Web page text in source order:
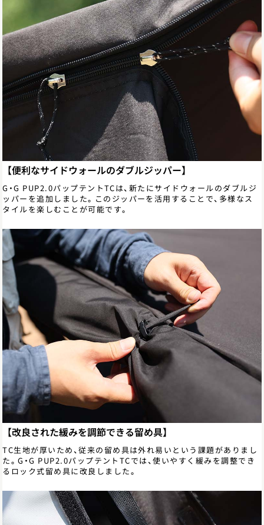
【便利なサイドウォールのダブルジッパー】
G・G PUP2.0パップテントTCは、新たにサイドウォールのダブルジ
ッパーを追加しました。このジッパーを活用することで、多様なス
タイルを楽しむことが可能です。
【改良された緩みを調節できる留め具】
TC生地が厚いため、従来の留め具は外れ易いという課題がありまし
た。G・G PUP2.0パップテントTCでは、使いやすく緩みを調整でき
るロック式留め具に改良しました。